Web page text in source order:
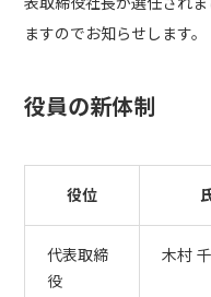
ますのでお知らせします。
役員の新体制
役位
代表取締
役
木村